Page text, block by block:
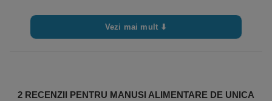
Vezi mai mult ⬇
2 RECENZII PENTRU MANUSI ALIMENTARE DE UNICA